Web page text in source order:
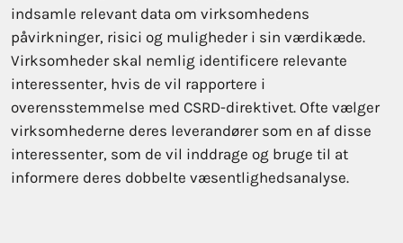
indsamle relevant data om virksomhedens
påvirkninger, risici og muligheder i sin værdikæde.
Virksomheder skal nemlig identificere relevante
interessenter, hvis de vil rapportere i
overensstemmelse med CSRD-direktivet. Ofte vælger
virksomhederne deres leverandører som en af disse
interessenter, som de vil inddrage og bruge til at
informere deres dobbelte væsentlighedsanalyse.